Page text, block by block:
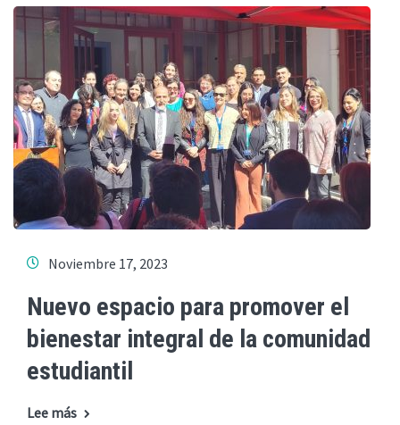
Noviembre 17, 2023
Nuevo espacio para promover el
bienestar integral de la comunidad
estudiantil
Lee más